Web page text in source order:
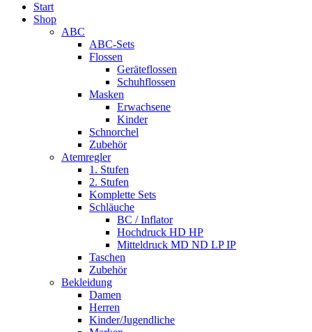
Start
Shop
ABC
ABC-Sets
Flossen
Geräteflossen
Schuhflossen
Masken
Erwachsene
Kinder
Schnorchel
Zubehör
Atemregler
1. Stufen
2. Stufen
Komplette Sets
Schläuche
BC / Inflator
Hochdruck HD HP
Mitteldruck MD ND LP IP
Taschen
Zubehör
Bekleidung
Damen
Herren
Kinder/Jugendliche